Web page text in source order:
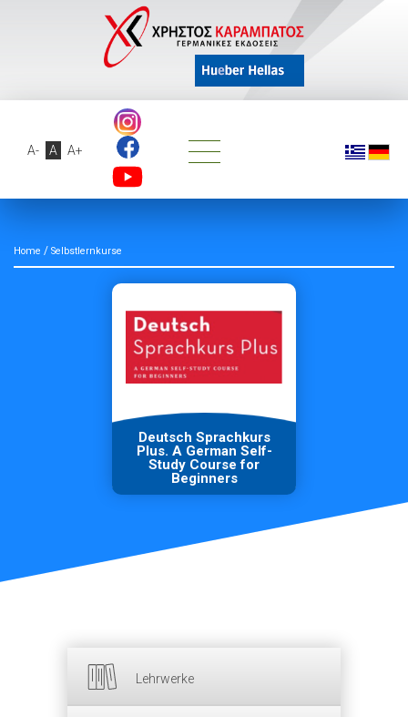
A- A A+
Lehrwerke
Home / Selbstlernkurse
Deutsch Sprachkurs
Plus. A German Self-
Study Course for
Beginners